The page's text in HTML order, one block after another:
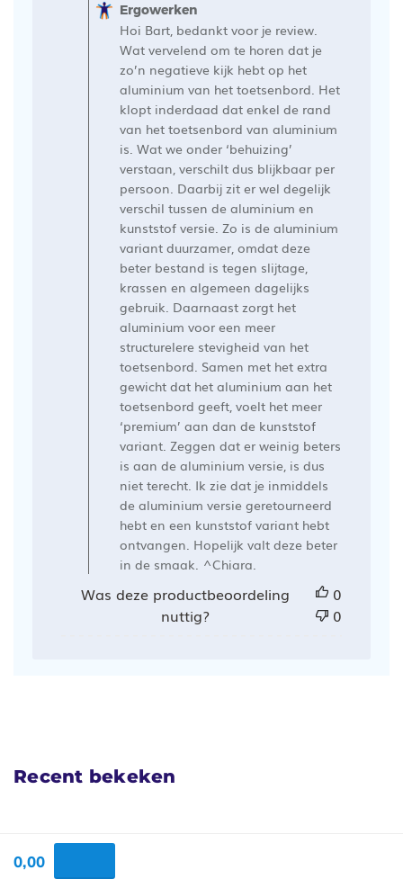
0,00
de
winkelier
op
een
recensie
van
Ergowerken
op
Mon
Jan
22
2024
Ergowerken
Hoi Bart, bedankt voor je review.
Wat vervelend om te horen dat je
zo’n negatieve kijk hebt op het
aluminium van het toetsenbord. Het
klopt inderdaad dat enkel de rand
van het toetsenbord van aluminium
is. Wat we onder ‘behuizing’
verstaan, verschilt dus blijkbaar per
persoon. Daarbij zit er wel degelijk
verschil tussen de aluminium en
kunststof versie. Zo is de aluminium
variant duurzamer, omdat deze
beter bestand is tegen slijtage,
krassen en algemeen dagelijks
gebruik. Daarnaast zorgt het
aluminium voor een meer
structurelere stevigheid van het
toetsenbord. Samen met het extra
gewicht dat het aluminium aan het
toetsenbord geeft, voelt het meer
‘premium’ aan dan de kunststof
variant. Zeggen dat er weinig beters
is aan de aluminium versie, is dus
niet terecht. Ik zie dat je inmiddels
de aluminium versie geretourneerd
hebt en een kunststof variant hebt
ontvangen. Hopelijk valt deze beter
in de smaak. ^Chiara.
Was deze productbeoordeling
nuttig?
0
0
Recent bekeken